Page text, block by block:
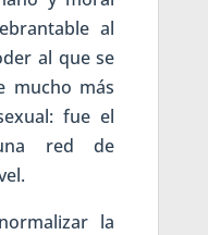
al
al que se
mucho más
fue el
red de
la